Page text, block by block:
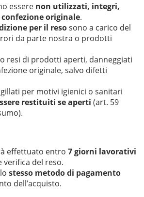
essere non utilizzati, integri,
originale.
per il resosono a carico del
da parte nostra o prodotti
resi di prodotti aperti, danneggiati
originale, salvo difetti
per motivi igienici o sanitari
restituiti se aperti (art. 59
effettuato entro 7 giorni lavorativi
verifica del reso.
stesso metodo di pagamento
dell’acquisto.